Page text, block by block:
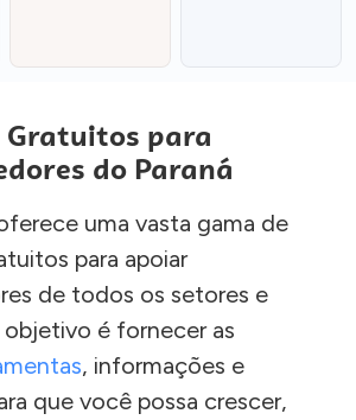
Gratuitos para
do Paraná
uma vasta gama de
para apoiar
de todos os setores e
é fornecer as
, informações e
que você possa crescer,